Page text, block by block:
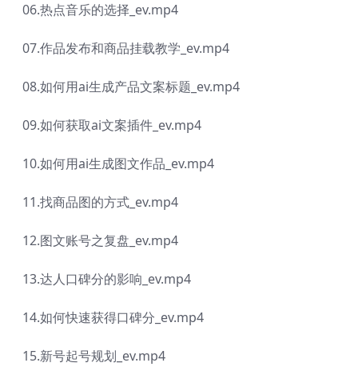
06.热点音乐的选择_ev.mp4
07.作品发布和商品挂载教学_ev.mp4
08.如何用ai生成产品文案标题_ev.mp4
09.如何获取ai文案插件_ev.mp4
10.如何用ai生成图文作品_ev.mp4
11.找商品图的方式_ev.mp4
12.图文账号之复盘_ev.mp4
13.达人口碑分的影响_ev.mp4
14.如何快速获得口碑分_ev.mp4
15.新号起号规划_ev.mp4